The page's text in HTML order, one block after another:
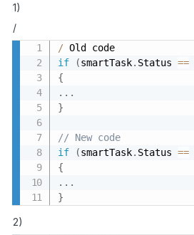
1)
/
/
if
(smartTask. Status ==
{
. . .
}
// New code
if
(smartTask. Status ==
{
. . .
}
2)